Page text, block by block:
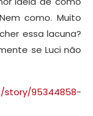
como. Muito
essa lacuna?
se Luci não
95344858-